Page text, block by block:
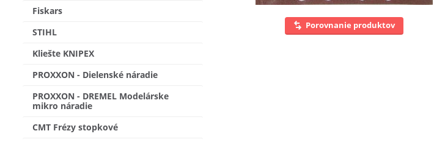
novinka v ponuke
Fiskars
STIHL
Kliešte KNIPEX
PROXXON - Dielenské náradie
PROXXON - DREMEL Modelárske
mikro náradie
CMT Frézy stopkové
Porovnanie produktov